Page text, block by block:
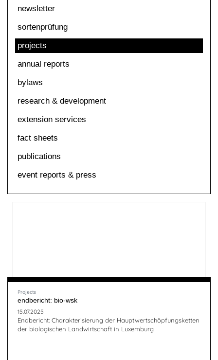
newsletter
sortenprüfung
projects
annual reports
bylaws
research & development
extension services
fact sheets
publications
event reports & press
Projects
endbericht: bio-wsk
15.07.2025
Endbericht: Charakterisierung der Hauptwertschöpfungsketten
der biologischen Landwirtschaft in Luxemburg